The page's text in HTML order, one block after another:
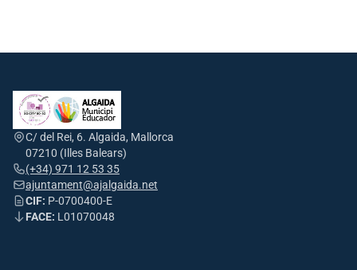
C/ del Rei, 6. Algaida, Mallorca
07210 (Illes Balears)
(+34) 971 12 53 35
ajuntament@ajalgaida.net
CIF: P-0700400-E
FACE: L01070048